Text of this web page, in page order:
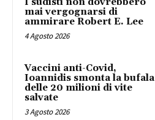
mai vergognarsi di
ammirare Robert E. Lee
4 Agosto 2026
Vaccini anti-Covid,
Ioannidis smonta la bufala
delle 20 milioni di vite
salvate
3 Agosto 2026